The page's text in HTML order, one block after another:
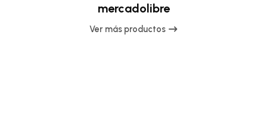
mercadolibre
Ver más productos